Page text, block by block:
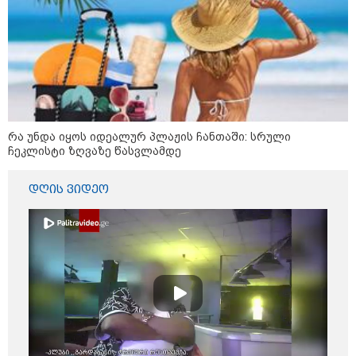
რა უნდა იყოს იდეალურ პლაჟის
ჩანთაში: სრული ჩეკლისტი
ზღვაზე წასვლამდე
რა უნდა იყოს იდეალურ პლაჟის ჩანთაში: სრული
ჩეკლისტი ზღვაზე წასვლამდე
დღის ვიდეო